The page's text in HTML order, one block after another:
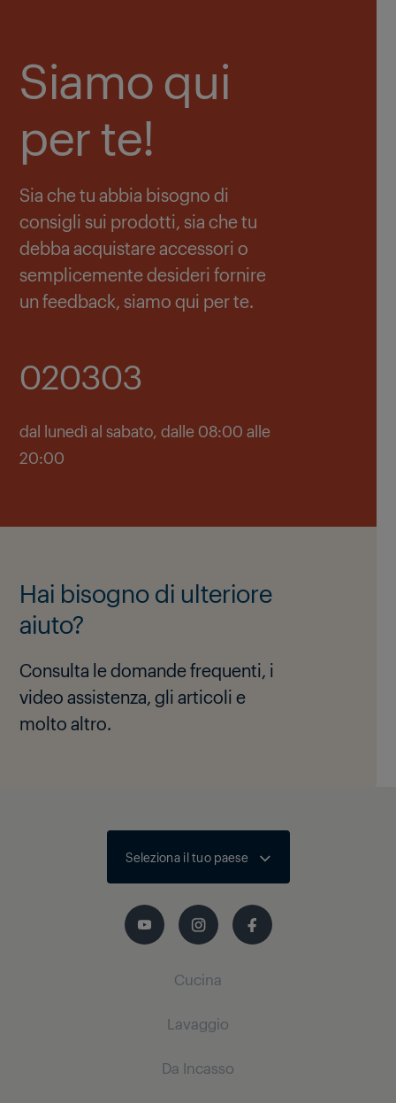
Siamo qui
per te!
Sia che tu abbia bisogno di
consigli sui prodotti, sia che tu
debba acquistare accessori o
semplicemente desideri fornire
un feedback, siamo qui per te.
020303
dal lunedì al sabato, dalle 08:00 alle
20:00
Hai bisogno di ulteriore
aiuto?
Consulta le domande frequenti, i
video assistenza, gli articoli e
molto altro.
Seleziona il tuo paese
Cucina
Refrigerazione
Frigoriferi a Libera Installazione
Lavaggio
Lavatrici
Da Incasso